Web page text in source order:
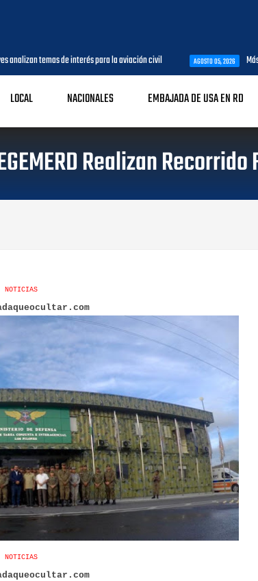
civil AGOSTO 05, 2026 Más de 7,7 millones de visitantes llegan al
LOCAL NACIONALES EMBAJADA DE USA EN RD
Realizan
NOTICIAS
NOTICIAS